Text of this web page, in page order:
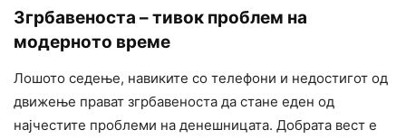
Згрбавеноста – тивок проблем на
модерното време
Лошото седење, навиките со телефони и недостигот од
движење прават згрбавеноста да стане еден од
најчестите проблеми на денешницата. Добрата вест е